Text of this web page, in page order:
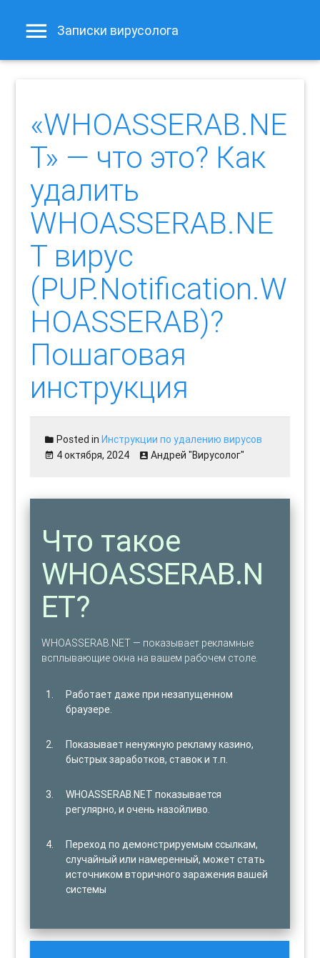
Записки вирусолога
«WHOASSERAB.NE
T» — что это? Как
удалить
WHOASSERAB.NE
T вирус
(PUP.Notification.W
HOASSERAB)?
Пошаговая
инструкция
Posted inИнструкции по удалению вирусов
4 октября, 2024
Андрей "Вирусолог"
Что такое
WHOASSERAB.N
ET?
WHOASSERAB.NET — показывает рекламные
всплывающие окна на вашем рабочем столе.
Работает даже при незапущенном
браузере.
Показывает ненужную рекламу казино,
быстрых заработков, ставок и т.п.
WHOASSERAB.NET показывается
регулярно, и очень назойливо.
Переход по демонстрируемым ссылкам,
случайный или намеренный, может стать
источником вторичного заражения вашей
системы